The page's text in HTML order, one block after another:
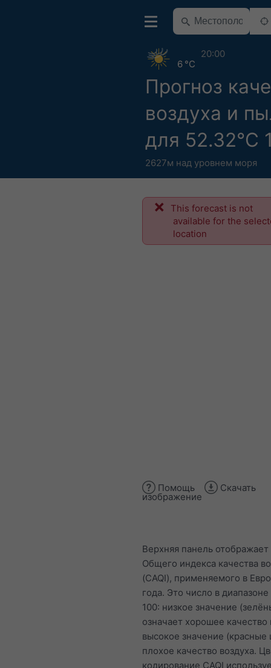
Прогноз
воздуха и
для 52.32°С
2627м над уровнем моря
6 °C
20:00
This forecast is not
available for the
location
Помощь Скачать
изображение
Верхняя панель отображает
Общего индекса качества
(CAQI), применяемого в
года. Это число в диапазоне
100: низкое значение
означает хорошее качество
высокое значение
плохое качество воздуха.
кодирование CAQI